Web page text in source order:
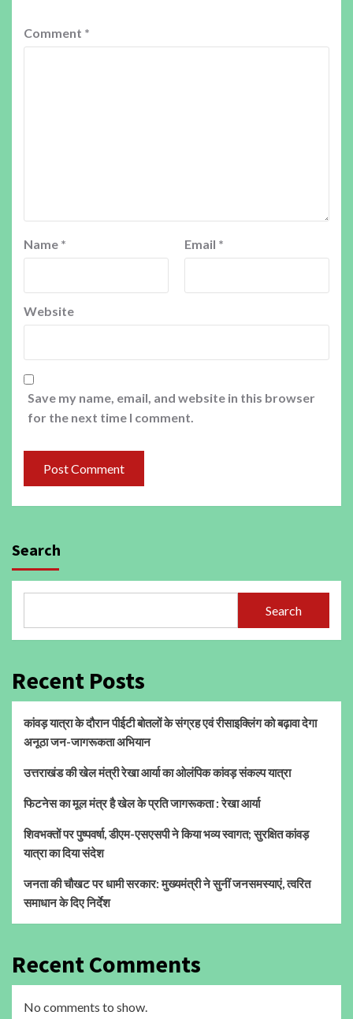
Comment *
Name * Email *
Website
Save my name, email, and website in this browser
for the next time I comment.
Search
Search
Recent Posts
कांवड़ यात्रा के दौरान पीईटी बोतलों के संग्रह एवं रीसाइक्लिंग को बढ़ावा देगा
अनूठा जन-जागरूकता अभियान
उत्तराखंड की खेल मंत्री रेखा आर्या का ओलंपिक कांवड़ संकल्प यात्रा
फिटनेस का मूल मंत्र है खेल के प्रति जागरूकता : रेखा आर्या
शिवभक्तों पर पुष्पवर्षा, डीएम-एसएसपी ने किया भव्य स्वागत; सुरक्षित कांवड़
यात्रा का दिया संदेश
जनता की चौखट पर धामी सरकार: मुख्यमंत्री ने सुनीं जनसमस्याएं, त्वरित
समाधान के दिए निर्देश
Recent Comments
No comments to show.